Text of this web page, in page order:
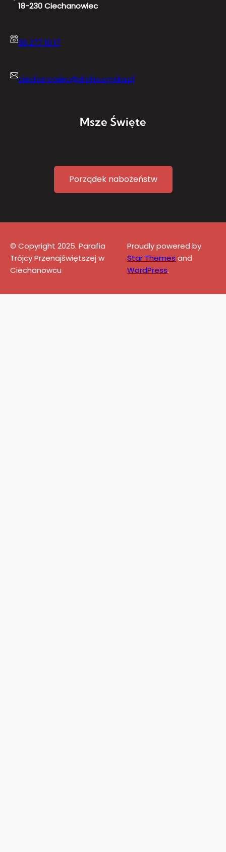
18-230 Ciechanowiec
86 277 10 17
ciechanowiec@drohiczynska.pl
Msze Święte
Porządek nabożeństw
© Copyright 2025. Parafia
Trójcy Przenajświętszej w
Ciechanowcu
Proudly powered by
Star Themes and
WordPress.